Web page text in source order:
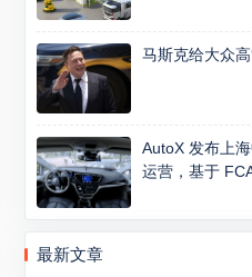
马斯克给大众
AutoX 发布上
运营，基于
最新文章